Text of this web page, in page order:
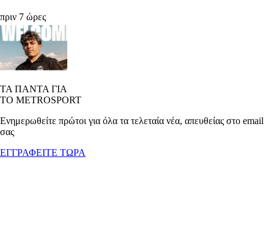
πριν 7 ώρες
ΤΑ ΠΑΝΤΑ ΓΙΑ
ΤΟ METROSPORT
Ενημερωθείτε πρώτοι για όλα τα τελεταία νέα, απευθείας στο email
σας
ΕΓΓΡΑΦΕΙΤΕ ΤΩΡΑ